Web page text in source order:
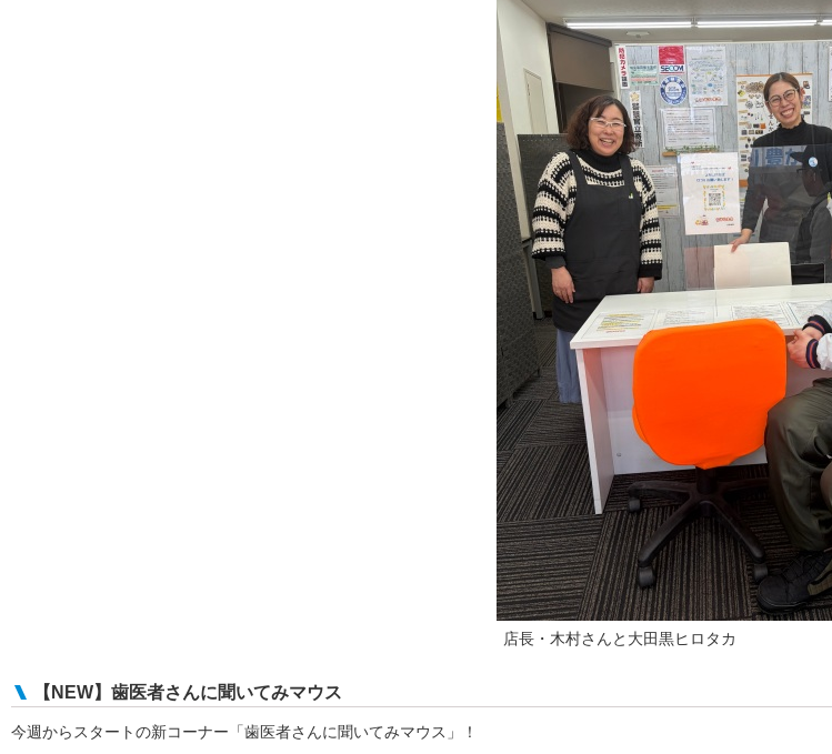
店長・木村さんと大田黒ヒロタカ
【NEW】歯医者さんに聞いてみマウス
今週からスタートの新コーナー「歯医者さんに聞いてみマウス」！